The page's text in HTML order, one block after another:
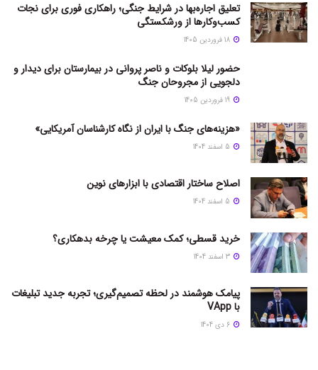
تعلیق اجاره‌بها در شرایط جنگی؛ راهکاری فوری برای نجات
کسب‌وکارها از ورشکستگی
حضور لیلا بلوکات و ناصر پروانی در بیمارستان برای دیدار و
دلجویی از مجروحان جنگ
«هزینه‌های جنگ با ایران از نگاه کارشناسان آمریکایی»
اصلاح ساختار اقتصادی با ابزارهای نوین
خرید قسطی؛ کمک معیشت یا چرخه بدهکاری؟
پیامک هوشمند در لحظه تصمیم‌گیری؛ تجربه جدید تبلیغات
با VApp